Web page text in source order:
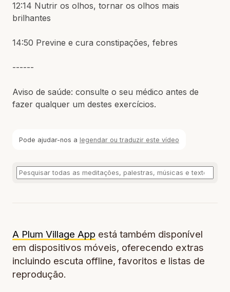
12:14 Nutrir os olhos, tornar os olhos mais
brilhantes
14:50 Previne e cura constipações, febres
------
Aviso de saúde: consulte o seu médico antes de
fazer qualquer um destes exercícios.
Pode ajudar-nos a legendar ou traduzir este vídeo
A Plum Village App está também disponível
em dispositivos móveis, oferecendo extras
incluindo escuta offline, favoritos e listas de
reprodução.